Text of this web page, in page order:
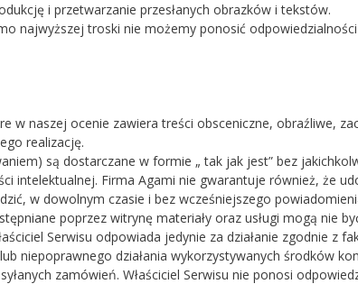
i przetwarzanie przesłanych obrazków i tekstów.
najwyższej troski nie możemy ponosić
naszej ocenie zawiera treści obsceniczne, obraźliwe,
realizację.
są dostarczane w formie „ tak jak jest” bez
intelektualnej. Firma Agami nie gwarantuje również, że
w dowolnym czasie i bez wcześniejszego
poprzez witrynę materiały oraz usługi mogą nie
Serwisu odpowiada jedynie za działanie zgodnie z
niepoprawnego działania wykorzystywanych środków
zamówień. Właściciel Serwisu nie ponosi